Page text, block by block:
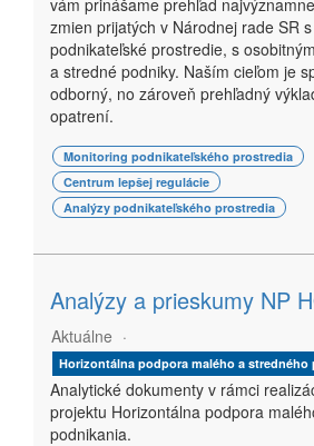
vám prinášame prehľad
zmien prijatých v Národnej rade SR
podnikateľské prostredie, s
a stredné podniky. Naším cieľom je
odborný, no zároveň prehľadný
opatrení.
Monitoring podnikateľského prostredia
Centrum lepšej regulácie
Analýzy podnikateľského prostredia
Analýzy a prieskumy NP
Aktuálne
Horizontálna podpora malého a stredného
Analytické dokumenty v rámci
projektu Horizontálna podpora
podnikania.